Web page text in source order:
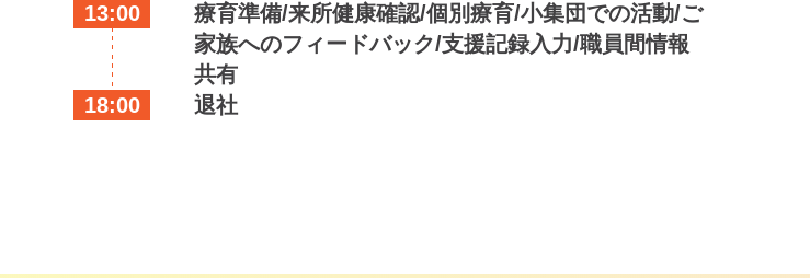
13:00
療育準備/来所健康確認/個別療育/小集団での活動/ご
家族へのフィードバック/支援記録入力/職員間情報
共有
18:00
退社